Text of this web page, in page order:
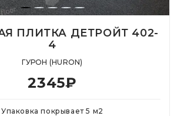
ПЛИТКА ДЕТРОЙТ 402-
4
ГУРОН (HURON)
2345₽
Упаковка покрывает5 м2